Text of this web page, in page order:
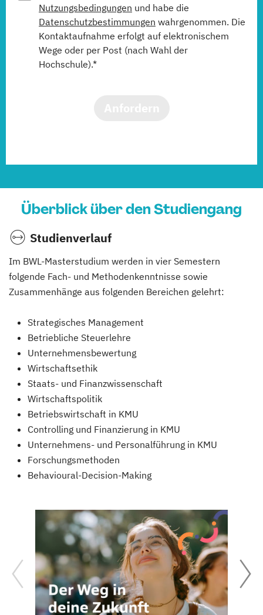
Nutzungsbedingungen und habe die
Datenschutzbestimmungen wahrgenommen. Die
Kontaktaufnahme erfolgt auf elektronischem
Wege oder per Post (nach Wahl der
Hochschule).*
Überblick über den Studiengang
Studienverlauf
Im BWL-Masterstudium werden in vier Semestern
folgende Fach- und Methodenkenntnisse sowie
Zusammenhänge aus folgenden Bereichen gelehrt:
Strategisches Management
Betriebliche Steuerlehre
Unternehmensbewertung
Wirtschaftsethik
Staats- und Finanzwissenschaft
Wirtschaftspolitik
Betriebswirtschaft in KMU
Controlling und Finanzierung in KMU
Unternehmens- und Personalführung in KMU
Forschungsmethoden
Behavioural-Decision-Making